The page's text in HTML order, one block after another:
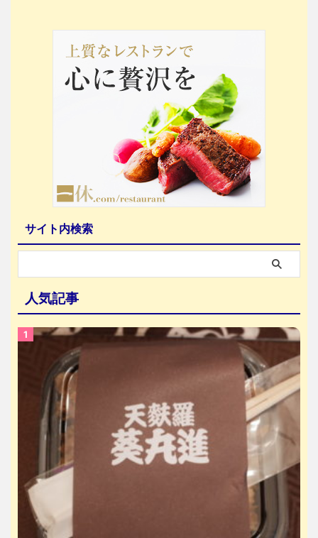
サイト内検索
人気記事